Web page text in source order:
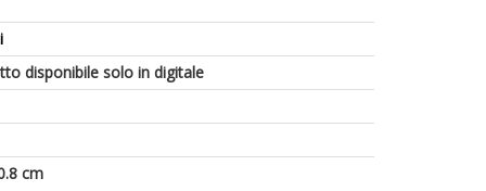
disponibile solo in digitale
cm